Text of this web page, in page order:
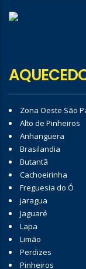
Zona Oeste São
Alto de Pinheiros
Anhanguera
Brasilandia
Butantã
Cachoeirinha
Freguesia do Ó
jaragua
Jaguaré
Lapa
Limão
Perdizes
Pinheiros